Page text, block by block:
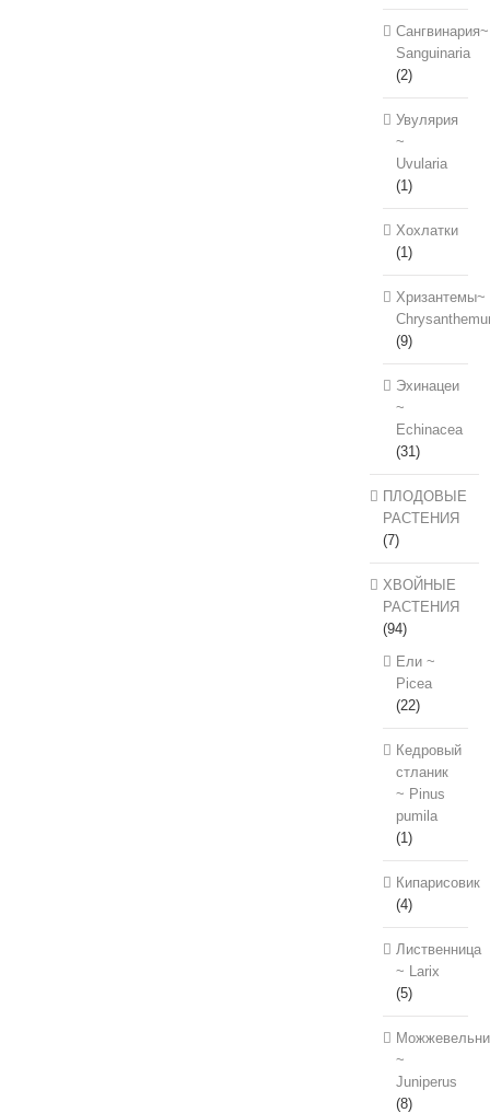
Сангвинария~
Sanguinaria
(2)
Увулярия
~
Uvularia
(1)
Хохлатки
(1)
Хризантемы~
(9)
Эхинацеи
~
Echinacea
(31)
ПЛОДОВЫЕ
РАСТЕНИЯ
(7)
ХВОЙНЫЕ
РАСТЕНИЯ
(94)
Ели ~
Picea
(22)
Кедровый
стланик
~ Pinus
pumila
(1)
Кипарисовик
(4)
Лиственница
~ Larix
(5)
~
Juniperus
(8)